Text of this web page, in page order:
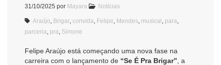
31/10/2025 por Mayara Notícias
Araújo Brigar convida Felipe Mendes musical para
parceria pra Simone
Felipe Araújo está começando uma nova fase na
carreira com o lançamento de “Se É Pra Brigar” , a